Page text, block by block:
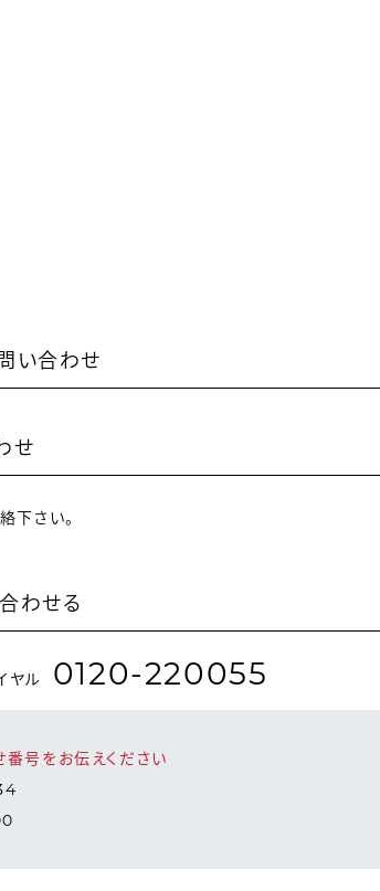
い合わせ
せ
下さい。
わせる
ヤル 0120-220055
号をお伝えください